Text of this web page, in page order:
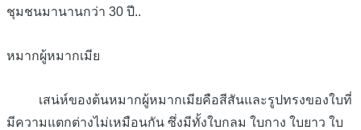
ชุมชนมานานกว่า 30 ปี..
หมากผู้หมากเมีย
เสน่ห์ของต้นหมากผู้หมากเมียคือสีสันและรูปทรงของใบที่
มีความแตกต่างไม่เหมือนกัน ซึ่งมีทั้งใบกลม ใบกาง ใบยาว ใบ